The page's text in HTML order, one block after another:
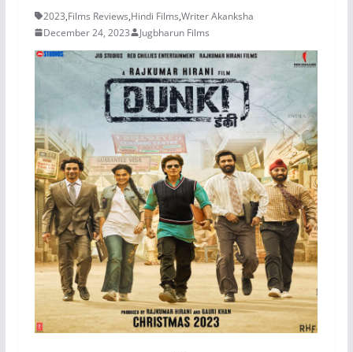
2023,Films Reviews,Hindi Films,Writer Akanksha
December 24, 2023
Jugbharun Films